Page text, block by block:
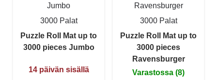
Jumbo
3000 Palat
Puzzle Roll Mat up to
3000 pieces Jumbo
14 päivän sisällä
Ravensburger
3000 Palat
Puzzle Roll Mat up to
3000 pieces
Ravensburger
Varastossa (8)